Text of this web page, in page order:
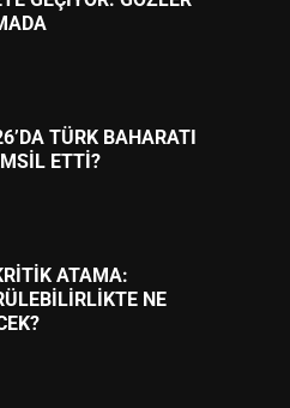
GEÇİYOR: GÖZLER
TÜRK BAHARATI
ETTİ?